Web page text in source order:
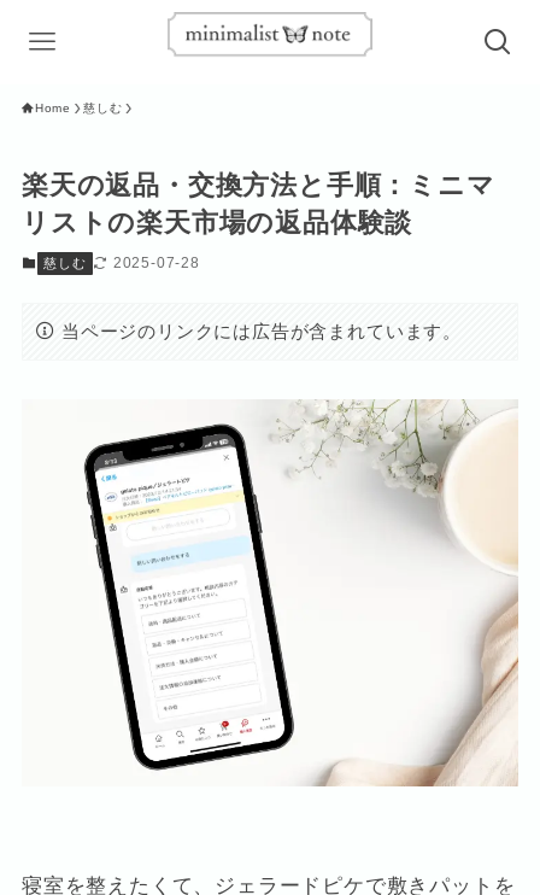
Home 慈しむ
楽天の返品・交換方法と手順：ミニマ
リストの楽天市場の返品体験談
慈しむ 2025-07-28
当ページのリンクには広告が含まれています。
寝室を整えたくて、ジェラードピケで敷きパットを